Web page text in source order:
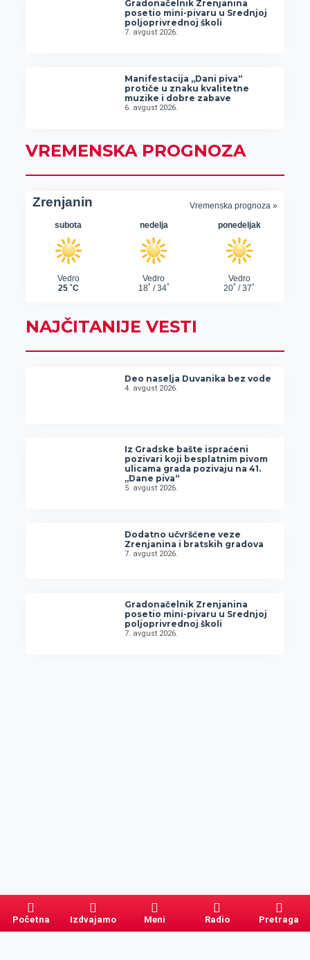
Gradonačelnik Zrenjanina
posetio mini-pivaru u Srednjoj
poljoprivrednoj školi
7. avgust 2026.
Manifestacija „Dani piva“
protiče u znaku kvalitetne
muzike i dobre zabave
6. avgust 2026.
VREMENSKA PROGNOZA
NAJČITANIJE VESTI
Deo naselja Duvanika bez vode
4. avgust 2026.
Iz Gradske bašte ispraćeni
pozivari koji besplatnim pivom
ulicama grada pozivaju na 41.
„Dane piva“
5. avgust 2026.
Dodatno učvršćene veze
Zrenjanina i bratskih gradova
7. avgust 2026.
Gradonačelnik Zrenjanina
posetio mini-pivaru u Srednjoj
poljoprivrednoj školi
7. avgust 2026.
Početna Izdvajamo Meni Radio Pretraga